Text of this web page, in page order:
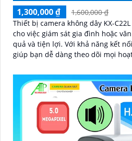
1,300,000 ₫
1,600,000 ₫
Thiết bị camera không dây KX-
cho việc giám sát gia đình hoặc
quả và tiện lợi. Với khả năng kết nối Wifi, camera này sẽ
giúp bạn dễ dàng theo dõi mọi